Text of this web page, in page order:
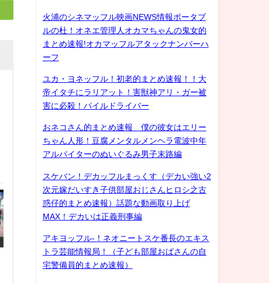
火浦のシネマッフル映画NEWS情報ポータブ
ルの杜！オネエ管理人オカマちゃんの鬼女的
まとめ速報!オカマッフルアタックナンバーハ
ーフ
ユカ・ヨネッフル！初老的まとめ速報！！大
帝イタチにラリアット！害獣神アリ・ガー被
害に必殺！パイルドライバー
おネコさん的まとめ速報 僕の彼女はエリー
ちゃん人形！豆腐メンタルメンヘラ電波中年
アルバイターのぬいぐるみ男子末路編
スケバン！デカッフルまっくす（デカい強い2
次元嫁だいすき子供部屋おじさんヒロシ之古
惑仔的まとめ速報）話題な動画取り上げ
MAX！デカいは正義刑事編
アキヨッフル-！ネオニートスケ番長のエキス
トラ芸能情報局！（子ども部屋おばさんの自
宅警備員的まとめ速報）